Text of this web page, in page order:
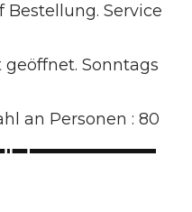
Service
Sonntags
an Personen : 80